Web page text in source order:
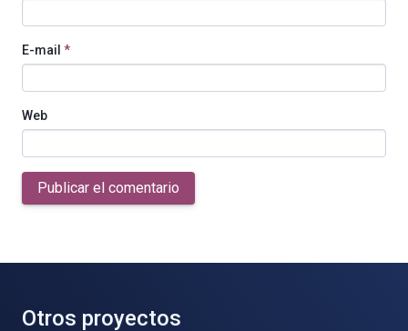
E-mail *
Web
Publicar el comentario
Otros proyectos